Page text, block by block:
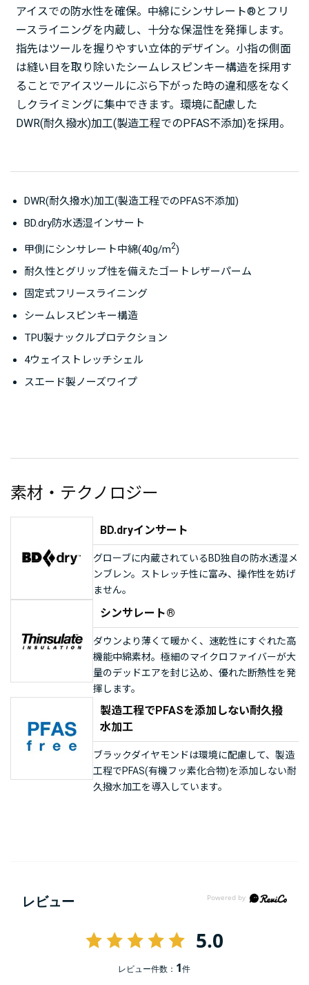
アイスでの防水性を確保。中綿にシンサレート®とフリ
ースライニングを内蔵し、十分な保温性を発揮します。
指先はツールを握りやすい立体的デザイン。小指の側面
は縫い目を取り除いたシームレスピンキー構造を採用す
ることでアイスツールにぶら下がった時の違和感をなく
しクライミングに集中できます。環境に配慮した
DWR(耐久撥水)加工(製造工程でのPFAS不添加)を採用。
DWR(耐久撥水)加工(製造工程でのPFAS不添加)
BD.dry防水透湿インサート
甲側にシンサレート中綿(40g/m2)
耐久性とグリップ性を備えたゴートレザーパーム
固定式フリースライニング
シームレスピンキー構造
TPU製ナックルプロテクション
4ウェイストレッチシェル
スエード製ノーズワイプ
素材・テクノロジー
BD.dryインサート
グローブに内蔵されているBD独自の防水透湿メ
ンブレン。ストレッチ性に富み、操作性を妨げ
ません。
シンサレート®
ダウンより薄くて暖かく、速乾性にすぐれた高
機能中綿素材。極細のマイクロファイバーが大
量のデッドエアを封じ込め、優れた断熱性を発
揮します。
製造工程でPFASを添加しない耐久撥
水加工
ブラックダイヤモンドは環境に配慮して、製造
工程でPFAS(有機フッ素化合物)を添加しない耐
久撥水加工を導入しています。
レビュー
5.0
レビュー件数： 1件